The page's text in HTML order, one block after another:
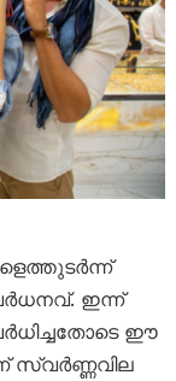
ഇന്ന്
വർധിച്ചതോടെ ഈ
സ്വർണ്ണവില